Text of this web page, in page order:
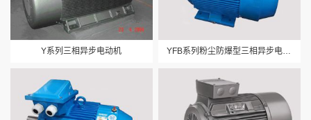
Y系列三相异步电动机